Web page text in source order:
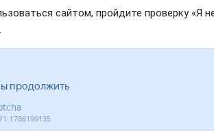
сайтом, пройдите проверку «Я